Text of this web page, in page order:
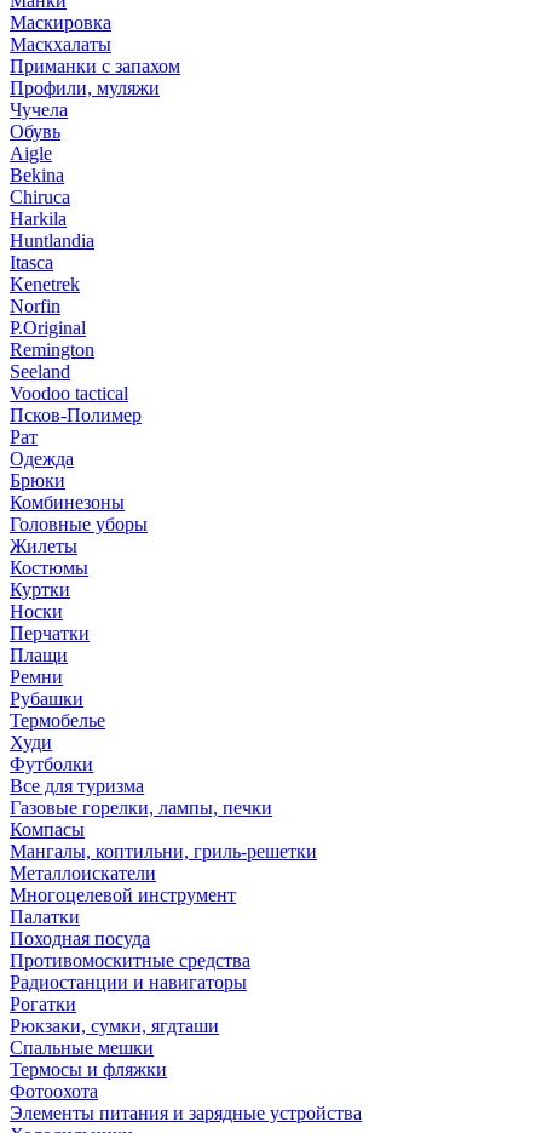
Маскировка
Маскхалаты
Приманки с запахом
Профили, муляжи
Чучела
Обувь
Aigle
Bekina
Chiruсa
Harkila
Huntlandia
Itasca
Kenetrek
Norfin
P.Original
Remington
Seeland
Voodoo tactical
Псков-Полимер
Рат
Одежда
Брюки
Комбинезоны
Головные уборы
Жилеты
Костюмы
Куртки
Носки
Перчатки
Плащи
Ремни
Рубашки
Термобелье
Худи
Футболки
Все для туризма
Газовые горелки, лампы, печки
Компасы
Мангалы, коптильни, гриль-решетки
Металлоискатели
Многоцелевой инструмент
Палатки
Походная посуда
Противомоскитные средства
Радиостанции и навигаторы
Рогатки
Рюкзаки, сумки, ягдташи
Спальные мешки
Термосы и фляжки
Фотоохота
Элементы питания и зарядные устройства